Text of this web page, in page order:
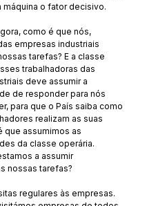
máquina o fator decisivo.
como é que nós,
empresas industriais
tarefas? E a classe
trabalhadoras das
deve assumir a
de responder para nós
para que o País saiba como
realizam as suas
que assumimos as
da classe operária.
a assumir
nossas tarefas?
regulares às empresas.